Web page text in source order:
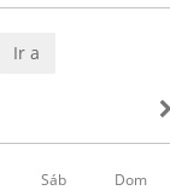
Ir a
Sáb Dom